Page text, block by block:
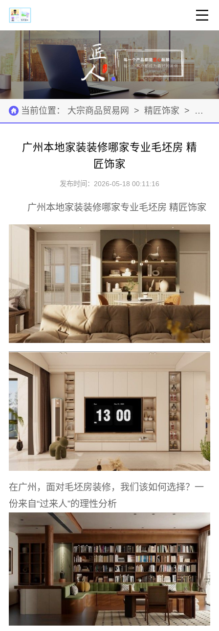
当前位置： 大宗商品贸易网 > 精匠饰家 > 资源
广州本地家装装修哪家专业毛坯房 精
匠饰家
发布时间：2026-05-18 00:11:16
广州本地家装装修哪家专业毛坯房 精匠饰家
在广州，面对毛坯房装修，我们该如何选择？一
份来自“过来人”的理性分析